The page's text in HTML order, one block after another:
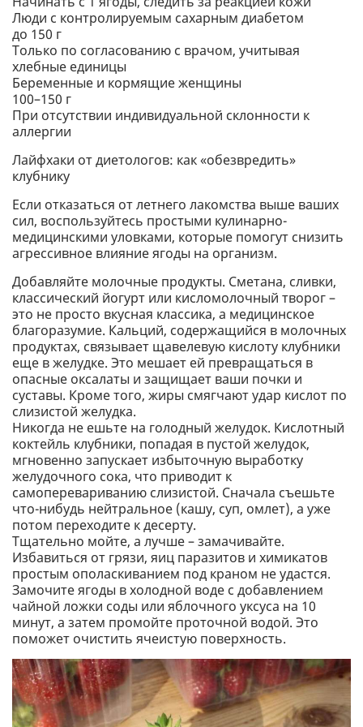
Люди с контролируемым сахарным диабетом
до 150 г
Только по согласованию с врачом, учитывая
хлебные единицы
Беременные и кормящие женщины
100–150 г
При отсутствии индивидуальной склонности к
аллергии
Лайфхаки от диетологов: как «обезвредить»
клубнику
Если отказаться от летнего лакомства выше ваших
сил, воспользуйтесь простыми кулинарно-
медицинскими уловками, которые помогут снизить
агрессивное влияние ягоды на организм.
Добавляйте молочные продукты. Сметана, сливки,
классический йогурт или кисломолочный творог –
это не просто вкусная классика, а медицинское
благоразумие. Кальций, содержащийся в молочных
продуктах, связывает щавелевую кислоту клубники
еще в желудке. Это мешает ей превращаться в
опасные оксалаты и защищает ваши почки и
суставы. Кроме того, жиры смягчают удар кислот по
слизистой желудка.
Никогда не ешьте на голодный желудок. Кислотный
коктейль клубники, попадая в пустой желудок,
мгновенно запускает избыточную выработку
желудочного сока, что приводит к
самоперевариванию слизистой. Сначала съешьте
что-нибудь нейтральное (кашу, суп, омлет), а уже
потом переходите к десерту.
Тщательно мойте, а лучше – замачивайте.
Избавиться от грязи, яиц паразитов и химикатов
простым ополаскиванием под краном не удастся.
Замочите ягоды в холодной воде с добавлением
чайной ложки соды или яблочного уксуса на 10
минут, а затем промойте проточной водой. Это
поможет очистить ячеистую поверхность.